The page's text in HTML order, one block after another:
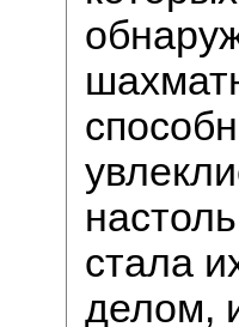
стала
делом,